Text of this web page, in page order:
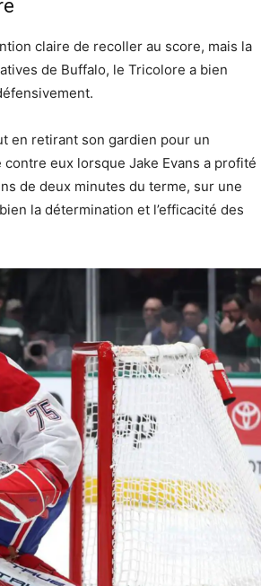
claire de recoller au score, mais la
de Buffalo, le Tricolore a bien
en retirant son gardien pour un
eux lorsque Jake Evans a profité
de deux minutes du terme, sur une
la détermination et l’efficacité des